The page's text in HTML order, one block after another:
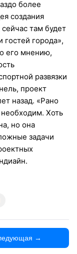
более
создания
там будет
города»,
его мнению,
развязки
проект
назад. «Рано
необходим. Хоть
но она
задачи
→